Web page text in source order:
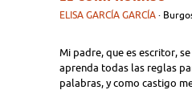
ELISA GARCÍA GARCÍA ·
Mi padre, que es escritor,
aprenda todas las reglas
palabras, y como castigo